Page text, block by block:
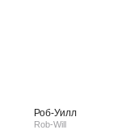
Роб-Уилл
Rob-Will